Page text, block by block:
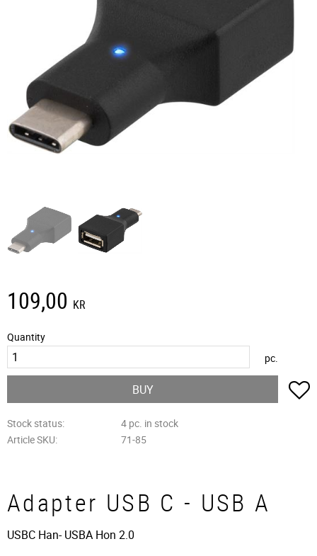
109,00 KR
Quantity
pc.
BUY
Stock status
4 pc. in stock
Article SKU
71-85
Adapter USB C - USB A
USBC Han- USBA Hon 2.0